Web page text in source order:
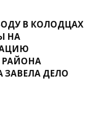
В КОЛОДЦАХ
НА
РАЙОНА
ЗАВЕЛА ДЕЛО